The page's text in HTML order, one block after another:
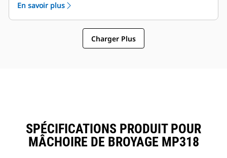
Le modèle MP318 est compatible avec les types de
mâchoires spécifiques aux applications suivantes :
En savoir plus
Charger Plus
SPÉCIFICATIONS PRODUIT POUR
MÂCHOIRE DE BROYAGE MP318